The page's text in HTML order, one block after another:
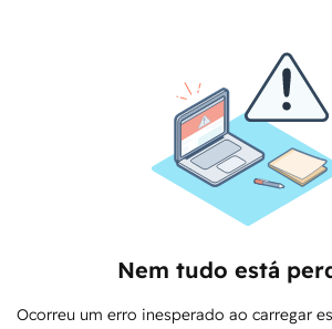
Nem tudo está
Ocorreu um erro inesperado ao carregar